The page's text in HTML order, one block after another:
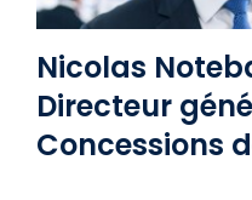
Nicolas
Directeur
Concessions